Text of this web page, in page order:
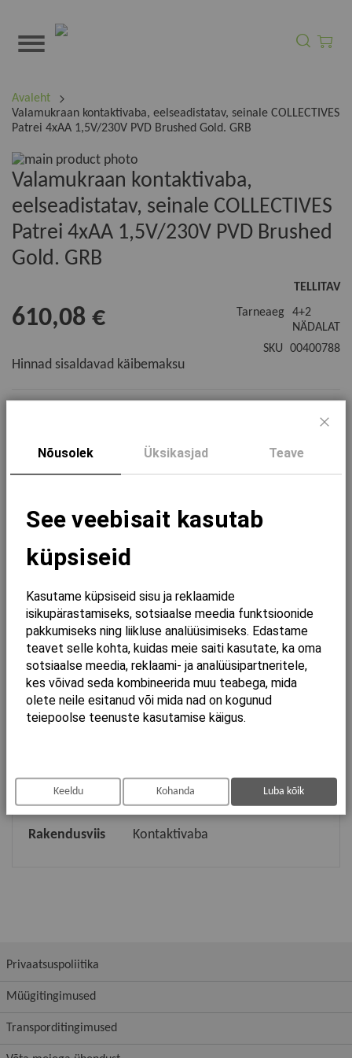
Minu
Otsi
Avaleht
Valamukraan kontaktivaba, eelseadistatav, seinale COLLECTIVES
Patrei 4xAA 1,5V/230V PVD Brushed Gold. GRB
Valamukraan kontaktivaba,
eelseadistatav, seinale COLLECTIVES
Patrei 4xAA 1,5V/230V PVD Brushed
Gold. GRB
TELLITAV
Tarneaeg
4+2
NÄDALAT
SKU
00400788
610,08 €
Hinnad sisaldavad käibemaksu
Valamukraan kontaktivaba, eelseadistatav, seinale
GRB
Skip
to
end
of
the
images
Skip
the
beginning
of
the
Lisainformatsioon
EAN
8435200350303
Tarneaeg
4+2 NÄDALAT
Kaubamärk
GRB
Värv
Kuld harjatud
Laius
200
Kõrgus
90
Rakendusviis
Kontaktivaba
Privaatsuspoliitika
Müügitingimused
Transporditingimused
Nõusolek
See veebisait kasutab
küpsiseid
Kasutame küpsiseid sisu ja reklaamide
isikupärastamiseks, sotsiaalse meedia funktsioonide
pakkumiseks ning liikluse analüüsimiseks. Edastame
teavet selle kohta, kuidas meie saiti kasutate, ka oma
sotsiaalse meedia, reklaami- ja analüüsipartneritele,
kes võivad seda kombineerida muu teabega, mida
olete neile esitanud või mida nad on kogunud
teiepoolse teenuste kasutamise käigus.
Üksikasjad Teave
Keeldu Kohanda Luba kõik